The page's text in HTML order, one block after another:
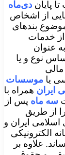
پایان دی‌ماه
از اشخاص
بندهای
از خدمات
عنوان
1372 براساس نوع و یا
مالی
یا موسسات
ایران همراه با
سه ‌ماه پس از
از طریق
ایران و
الکترونیکی
علاوه بر